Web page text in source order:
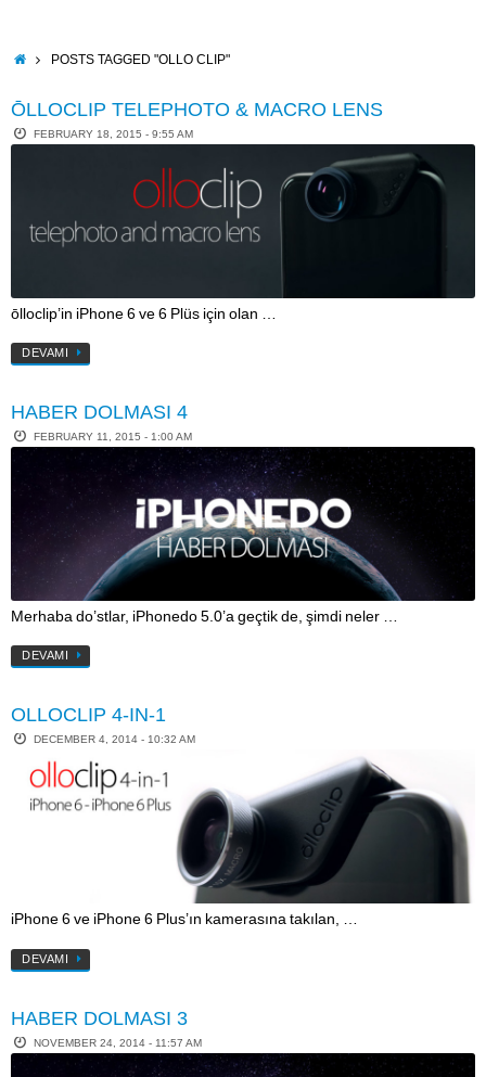
contentHOMEPOSTS TAGGED "OLLO CLIP"
ŌLLOCLIP TELEPHOTO & MACRO LENS
FEBRUARY 18, 2015 - 9:55 AM
ōlloclip’in iPhone 6 ve 6 Plüs için olan …
DEVAMI
HABER DOLMASI 4
FEBRUARY 11, 2015 - 1:00 AM
Merhaba do’stlar, iPhonedo 5.0’a geçtik de, şimdi neler …
DEVAMI
OLLOCLIP 4-IN-1
DECEMBER 4, 2014 - 10:32 AM
iPhone 6 ve iPhone 6 Plus’ın kamerasına takılan, …
DEVAMI
HABER DOLMASI 3
NOVEMBER 24, 2014 - 11:57 AM